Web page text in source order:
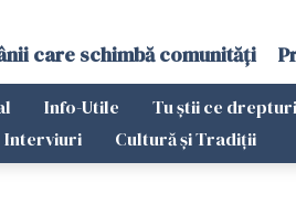
care schimbă comunități
Info-Utile Tu știi ce
Interviuri Cultură și Tradiții